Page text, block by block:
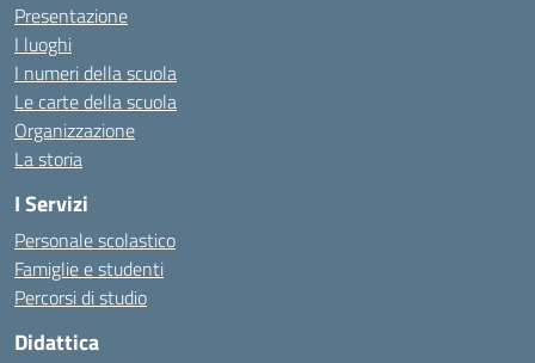
Presentazione
I luoghi
I numeri della scuola
Le carte della scuola
Organizzazione
La storia
I Servizi
Personale scolastico
Famiglie e studenti
Percorsi di studio
Didattica